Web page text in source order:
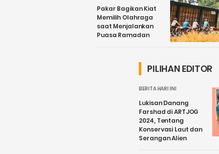
Pakar Bagikan Kiat
Memilih Olahraga
saat Menjalankan
Puasa Ramadan
PILIHAN EDITOR
BERITA HARI INI
Lukisan Danang
Farshad di ARTJOG
2024, Tentang
Konservasi Laut dan
Serangan Alien